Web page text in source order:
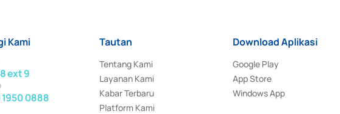
Kami
ext 9
1950 0888
Tautan
Tentang Kami
Layanan Kami
Kabar Terbaru
Platform Kami
Download Aplikasi
Google Play
App Store
Windows App